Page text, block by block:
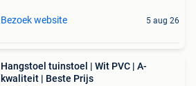
Bezoek website 5 aug 26
Hangstoel tuinstoel | Wit PVC | A-
kwaliteit | Beste Prijs